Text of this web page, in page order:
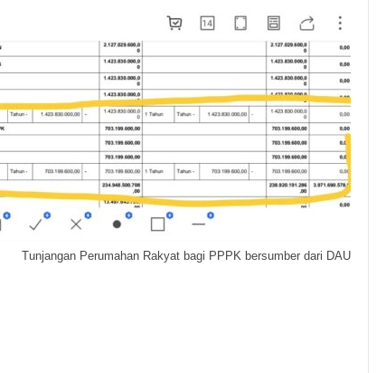
Tunjangan Perumahan Rakyat bagi PPPK bersumber dari DAU